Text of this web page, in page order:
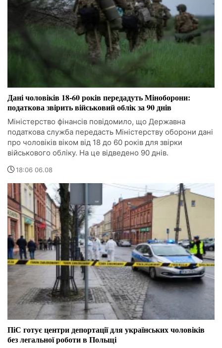
Дані чоловіків 18-60 років передадуть Міноборони:
податкова звірить військовий облік за 90 днів
Міністерство фінансів повідомило, що Державна
податкова служба передасть Міністерству оборони дані
про чоловіків віком від 18 до 60 років для звірки
військового обліку. На це відведено 90 днів.
18:06 06.08
ПіС готує центри депортації для українських чоловіків
без легальної роботи в Польщі